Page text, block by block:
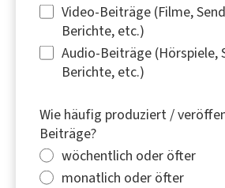
Video-Beiträge (Filme,
Berichte, etc.)
Audio-Beiträge (Hörspiele,
Berichte, etc.)
Wie häufig produziert /
Beiträge?
wöchentlich oder öfter
monatlich oder öfter